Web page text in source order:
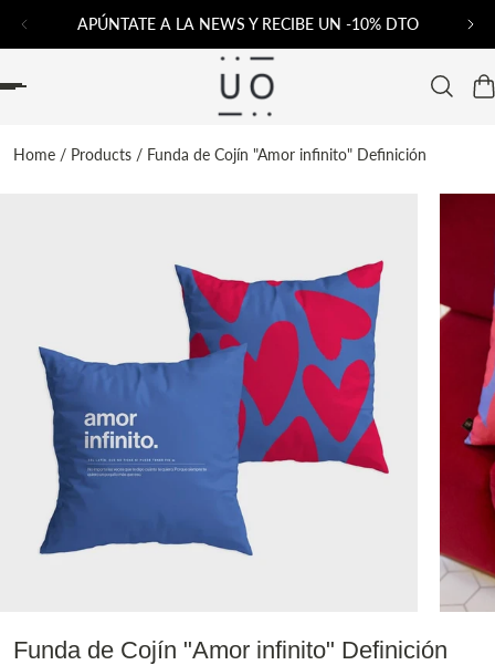
CONTENIDOAPÚNTATE A LA NEWS Y RECIBE UN -10% DTO
Home / Products / Funda de Cojín "Amor infinito" Definición
Funda de Cojín "Amor infinito" Definición